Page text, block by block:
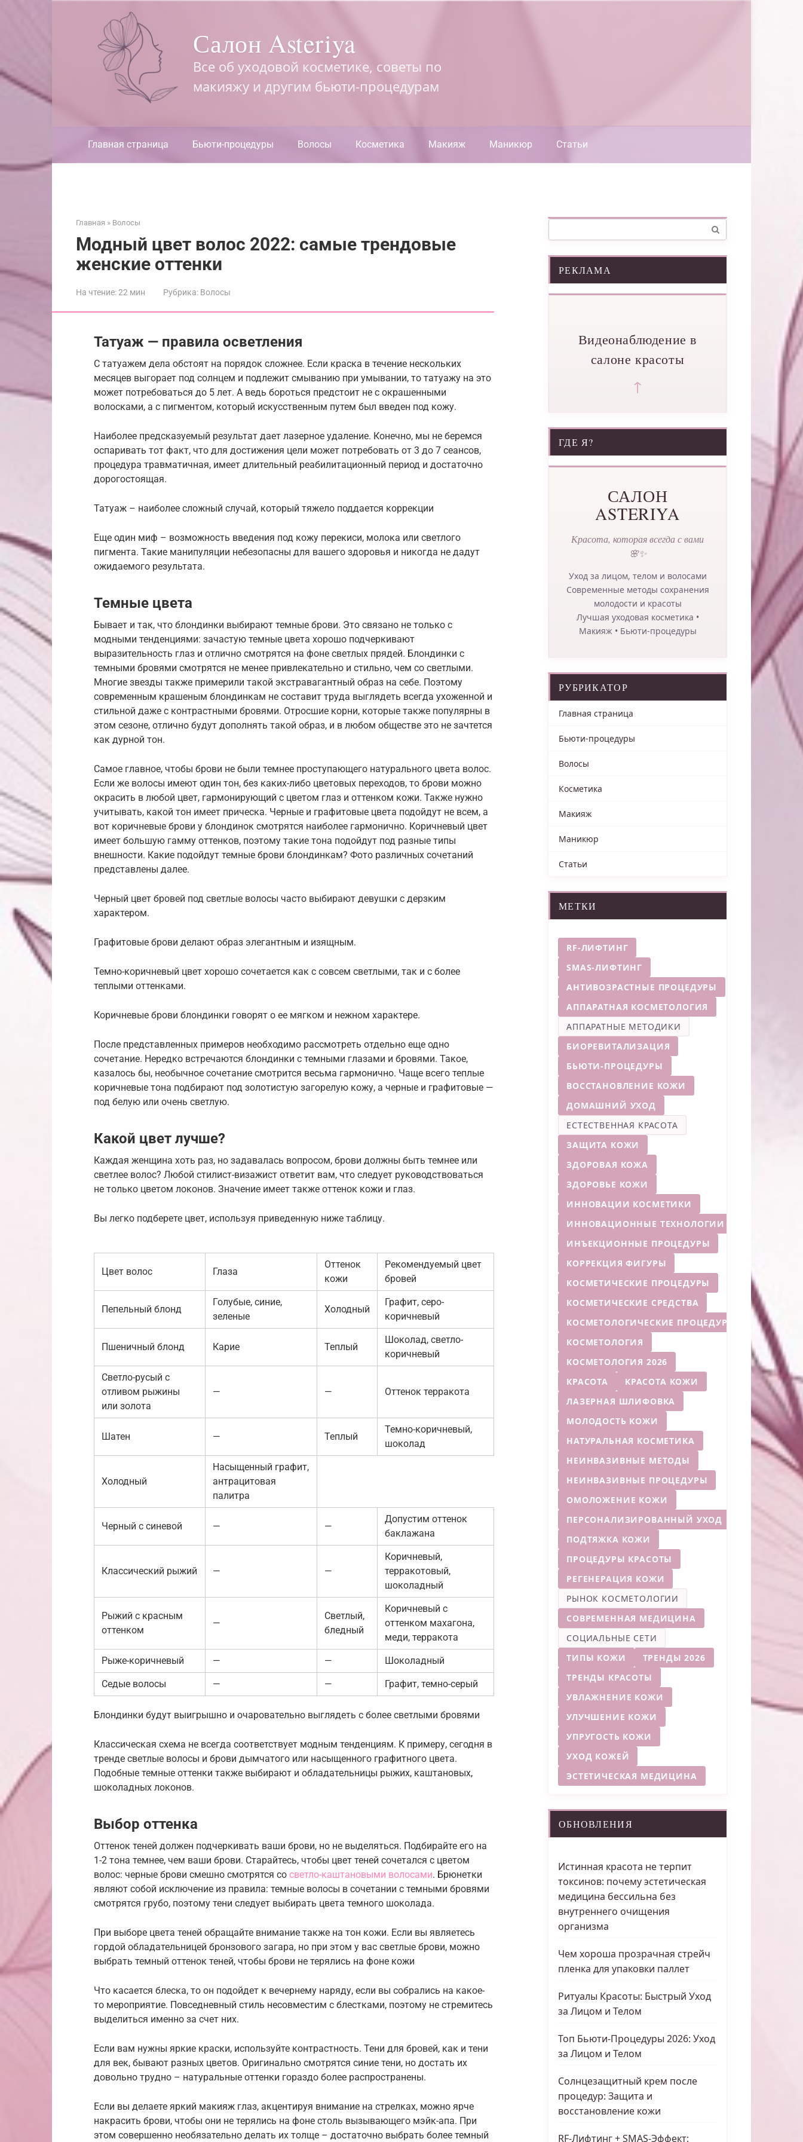
Салон Asteriya
Все об уходовой косметике, советы по
макияжу и другим бьюти-процедурам
Главная страница Бьюти-процедуры Волосы Косметика Макияж Маникюр Статьи
Главная » Волосы
Модный цвет волос 2022: самые трендовые
женские оттенки
На чтение:22 мин Рубрика: Волосы
Татуаж — правила осветления
С татуажем дела обстоят на порядок сложнее. Если краска в течение нескольких
месяцев выгорает под солнцем и подлежит смыванию при умывании, то татуажу на это
может потребоваться до 5 лет. А ведь бороться предстоит не с окрашенными
волосками, а с пигментом, который искусственным путем был введен под кожу.
Наиболее предсказуемый результат дает лазерное удаление. Конечно, мы не беремся
оспаривать тот факт, что для достижения цели может потребовать от 3 до 7 сеансов,
процедура травматичная, имеет длительный реабилитационный период и достаточно
дорогостоящая.
Татуаж – наиболее сложный случай, который тяжело поддается коррекции
Еще один миф – возможность введения под кожу перекиси, молока или светлого
пигмента. Такие манипуляции небезопасны для вашего здоровья и никогда не дадут
ожидаемого результата.
Темные цвета
Бывает и так, что блондинки выбирают темные брови. Это связано не только с
модными тенденциями: зачастую темные цвета хорошо подчеркивают
выразительность глаз и отлично смотрятся на фоне светлых прядей. Блондинки с
темными бровями смотрятся не менее привлекательно и стильно, чем со светлыми.
Многие звезды также примерили такой экстравагантный образ на себе. Поэтому
современным крашеным блондинкам не составит труда выглядеть всегда ухоженной и
стильной даже с контрастными бровями. Отросшие корни, которые также популярны в
этом сезоне, отлично будут дополнять такой образ, и в любом обществе это не зачтется
как дурной тон.
Самое главное, чтобы брови не были темнее проступающего натурального цвета волос.
Если же волосы имеют один тон, без каких-либо цветовых переходов, то брови можно
окрасить в любой цвет, гармонирующий с цветом глаз и оттенком кожи. Также нужно
учитывать, какой тон имеет прическа. Черные и графитовые цвета подойдут не всем, а
вот коричневые брови у блондинок смотрятся наиболее гармонично. Коричневый цвет
имеет большую гамму оттенков, поэтому такие тона подойдут под разные типы
внешности. Какие подойдут темные брови блондинкам? Фото различных сочетаний
представлены далее.
Черный цвет бровей под светлые волосы часто выбирают девушки с дерзким
характером.
Графитовые брови делают образ элегантным и изящным.
Темно-коричневый цвет хорошо сочетается как с совсем светлыми, так и с более
теплыми оттенками.
Коричневые брови блондинки говорят о ее мягком и нежном характере.
После представленных примеров необходимо рассмотреть отдельно еще одно
сочетание. Нередко встречаются блондинки с темными глазами и бровями. Такое,
казалось бы, необычное сочетание смотрится весьма гармонично. Чаще всего теплые
коричневые тона подбирают под золотистую загорелую кожу, а черные и графитовые —
под белую или очень светлую.
Какой цвет лучше?
Каждая женщина хоть раз, но задавалась вопросом, брови должны быть темнее или
светлее волос? Любой стилист-визажист ответит вам, что следует руководствоваться
не только цветом локонов. Значение имеет также оттенок кожи и глаз.
Вы легко подберете цвет, используя приведенную ниже таблицу.
Цвет волос Глаза
Оттенок
кожи
Рекомендуемый цвет
бровей
Пепельный блонд
Голубые, синие,
зеленые
Холодный
Графит, серо-
коричневый
Пшеничный блонд Карие Теплый
Шоколад, светло-
коричневый
Светло-русый с
отливом рыжины
или золота
— — Оттенок терракота
Шатен — Теплый
Темно-коричневый,
шоколад
Холодный
Насыщенный графит,
антрацитовая
палитра
Черный с синевой — —
Допустим оттенок
баклажана
Классический рыжий — —
Коричневый,
терракотовый,
шоколадный
Рыжий с красным
оттенком
—
Светлый,
бледный
Коричневый с
оттенком махагона,
меди, терракота
Рыже-коричневый — — Шоколадный
Седые волосы — — Графит, темно-серый
Блондинки будут выигрышно и очаровательно выглядеть с более светлыми бровями
Классическая схема не всегда соответствует модным тенденциям. К примеру, сегодня в
тренде светлые волосы и брови дымчатого или насыщенного графитного цвета.
Подобные темные оттенки также выбирают и обладательницы рыжих, каштановых,
шоколадных локонов.
Выбор оттенка
Оттенок теней должен подчеркивать ваши брови, но не выделяться. Подбирайте его на
1-2 тона темнее, чем ваши брови. Старайтесь, чтобы цвет теней сочетался с цветом
волос: черные брови смешно смотрятся со светло-каштановыми волосами. Брюнетки
являют собой исключение из правила: темные волосы в сочетании с темными бровями
смотрятся грубо, поэтому тени следует выбирать цвета темного шоколада.
При выборе цвета теней обращайте внимание также на тон кожи. Если вы являетесь
гордой обладательницей бронзового загара, но при этом у вас светлые брови, можно
выбрать темный оттенок теней, чтобы брови не терялись на фоне кожи
Что касается блеска, то он подойдет к вечернему наряду, если вы собрались на какое-
то мероприятие. Повседневный стиль несовместим с блестками, поэтому не стремитесь
выделиться именно за счет них.
Если вам нужны яркие краски, используйте контрастность. Тени для бровей, как и тени
для век, бывают разных цветов. Оригинально смотрятся синие тени, но достать их
довольно трудно – натуральные оттенки гораздо более распространены.
Если вы делаете яркий макияж глаз, акцентируя внимание на стрелках, можно ярче
накрасить брови, чтобы они не терялись на фоне столь вызывающего мэйк-апа. При
этом совершенно необязательно делать их толще – достаточно выбрать более темный
РЕКЛАМА
Видеонаблюдение в
салоне красоты
↑
ГДЕ Я?
САЛОН
ASTERIYA
Красота, которая всегда с вами
🌸✨
Уход за лицом, телом и волосами
Современные методы сохранения
молодости и красоты
Лучшая уходовая косметика •
Макияж • Бьюти-процедуры
РУБРИКАТОР
Главная страница
Бьюти-процедуры
Волосы
Косметика
Макияж
Маникюр
Статьи
МЕТКИ
RF-ЛИФТИНГ
SMAS-ЛИФТИНГ
АНТИВОЗРАСТНЫЕ ПРОЦЕДУРЫ
АППАРАТНАЯ КОСМЕТОЛОГИЯ
АППАРАТНЫЕ МЕТОДИКИ
БИОРЕВИТАЛИЗАЦИЯ
БЬЮТИ-ПРОЦЕДУРЫ
ВОССТАНОВЛЕНИЕ КОЖИ
ДОМАШНИЙ УХОД
ЕСТЕСТВЕННАЯ КРАСОТА
ЗАЩИТА КОЖИ
ЗДОРОВАЯ КОЖА
ЗДОРОВЬЕ КОЖИ
ИННОВАЦИИ КОСМЕТИКИ
ИННОВАЦИОННЫЕ ТЕХНОЛОГИИ
ИНЪЕКЦИОННЫЕ ПРОЦЕДУРЫ
КОРРЕКЦИЯ ФИГУРЫ
КОСМЕТИЧЕСКИЕ ПРОЦЕДУРЫ
КОСМЕТИЧЕСКИЕ СРЕДСТВА
КОСМЕТОЛОГИЧЕСКИЕ ПРОЦЕДУРЫ
КОСМЕТОЛОГИЯ
КОСМЕТОЛОГИЯ 2026
КРАСОТА
КРАСОТА КОЖИ
ЛАЗЕРНАЯ ШЛИФОВКА
МОЛОДОСТЬ КОЖИ
НАТУРАЛЬНАЯ КОСМЕТИКА
НЕИНВАЗИВНЫЕ МЕТОДЫ
НЕИНВАЗИВНЫЕ ПРОЦЕДУРЫ
ОМОЛОЖЕНИЕ КОЖИ
ПЕРСОНАЛИЗИРОВАННЫЙ УХОД
ПОДТЯЖКА КОЖИ
ПРОЦЕДУРЫ КРАСОТЫ
РЕГЕНЕРАЦИЯ КОЖИ
РЫНОК КОСМЕТОЛОГИИ
СОВРЕМЕННАЯ МЕДИЦИНА
СОЦИАЛЬНЫЕ СЕТИ
ТИПЫ КОЖИ
ТРЕНДЫ 2026
ТРЕНДЫ КРАСОТЫ
УВЛАЖНЕНИЕ КОЖИ
УЛУЧШЕНИЕ КОЖИ
УПРУГОСТЬ КОЖИ
УХОД КОЖЕЙ
ЭСТЕТИЧЕСКАЯ МЕДИЦИНА
ОБНОВЛЕНИЯ
Истинная красота не терпит
токсинов: почему эстетическая
медицина бессильна без
внутреннего очищения
организма
Чем хороша прозрачная стрейч
пленка для упаковки паллет
Ритуалы Красоты: Быстрый Уход
за Лицом и Телом
Топ Бьюти-Процедуры 2026: Уход
за Лицом и Телом
Солнцезащитный крем после
процедур: Защита и
восстановление кожи
RF-Лифтинг + SMAS-Эффект: